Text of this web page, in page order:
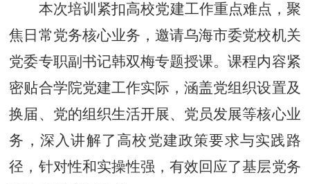
本次培训紧扣高校党建工作重点难点，聚
焦日常党务核心业务，邀请乌海市委党校机关
党委专职副书记韩双梅专题授课。课程内容紧
密贴合学院党建工作实际，涵盖党组织设置及
换届、党的组织生活开展、党员发展等核心业
务，深入讲解了高校党建政策要求与实践路
径，针对性和实操性强，有效回应了基层党务